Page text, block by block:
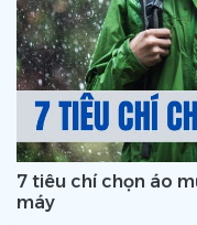
7 tiêu chí chọn áo
máy